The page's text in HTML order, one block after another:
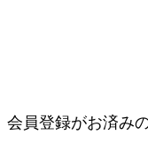
会員登録がお済み